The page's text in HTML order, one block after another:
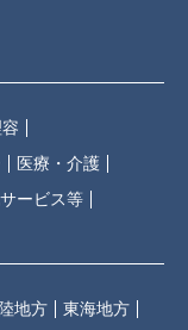
医療・介護
ービス等
地方
東海地方